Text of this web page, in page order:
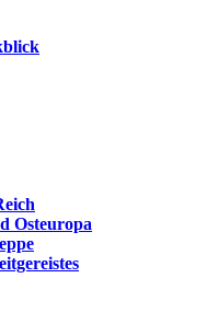
Osteuropa